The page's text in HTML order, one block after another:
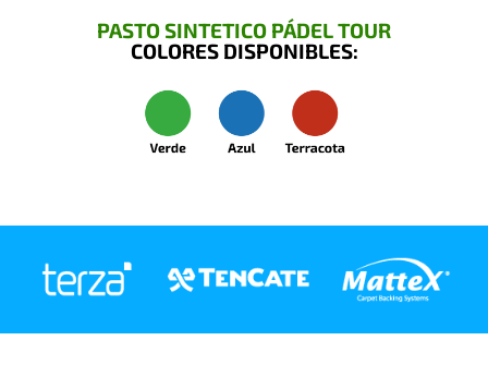
PASTO SINTETICO PÁDEL TOUR
COLORES DISPONIBLES: